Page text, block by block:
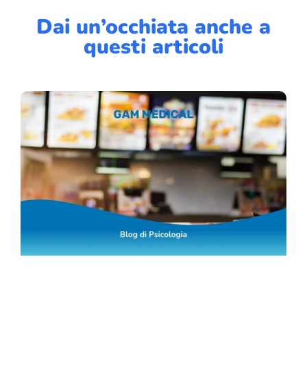
Dai un’occhiata anche a
questi articoli